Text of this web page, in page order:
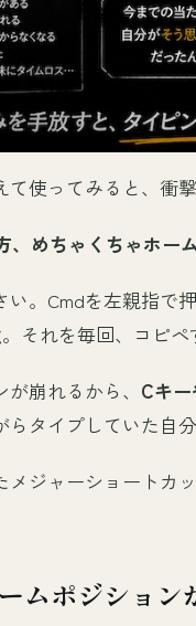
使ってみると、衝
めちゃくちゃホー
。Cmdを左親指で
それを毎回、コピ
崩れるから、 Cキ
タイプしていた自
ジャーショートカ
ムポジション